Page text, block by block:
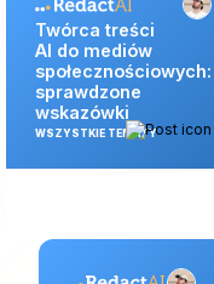
Twórca treści
AI do mediów
społecznościowych:
sprawdzone
wskazówki
WSZYSTKIE TEMATY